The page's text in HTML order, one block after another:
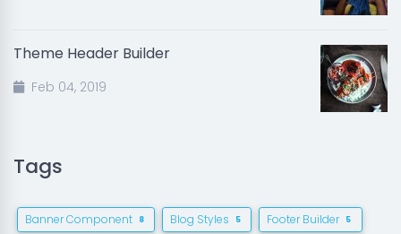
Theme Header Builder
Feb 04, 2019
Tags
Banner Component 8 Blog Styles 5 Footer Builder 5